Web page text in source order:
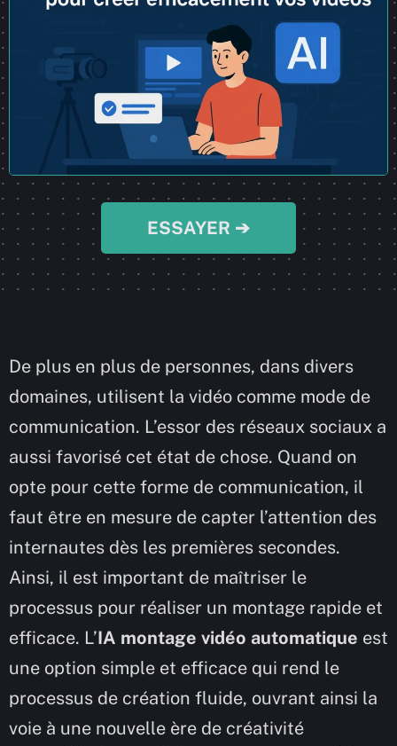
ESSAYER ➔
De plus en plus de personnes, dans divers
domaines, utilisent la vidéo comme mode de
communication. L’essor des réseaux sociaux a
aussi favorisé cet état de chose. Quand on
opte pour cette forme de communication, il
faut être en mesure de capter l’attention des
internautes dès les premières secondes.
Ainsi, il est important de maîtriser le
processus pour réaliser un montage rapide et
efficace. L’IA montage vidéo automatique est
une option simple et efficace qui rend le
processus de création fluide, ouvrant ainsi la
voie à une nouvelle ère de créativité